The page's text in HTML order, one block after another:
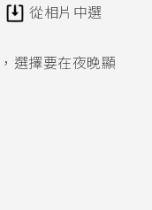
從相片中選
，選擇要在夜晚顯